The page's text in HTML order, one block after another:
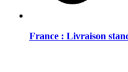
France : Livraison